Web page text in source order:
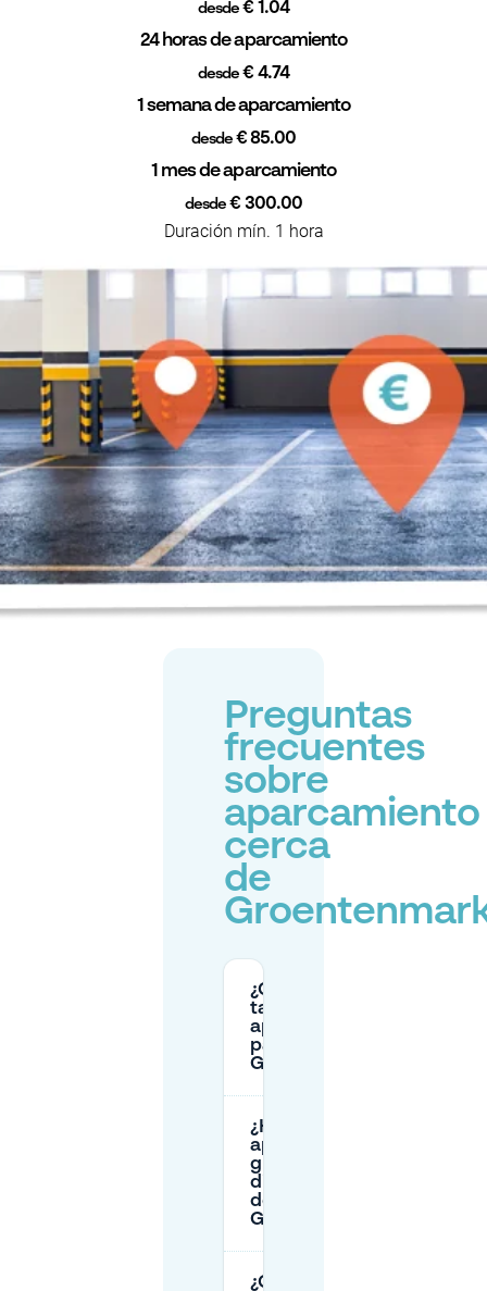
desde € 1.04
24 horas de aparcamiento
desde € 4.74
1 semana de aparcamiento
desde€ 85.00
1 mes de aparcamiento
desde € 300.00
Duración mín. 1 hora
Preguntas
frecuentes
sobre
aparcamiento
cerca
de
¿Cuáles son las
tarifas de
aparcamiento
para
Groentenmarkt?
¿Hay
aparcamiento
gratuito
disponible cerca
de
Groentenmarkt?
¿Cuánto tiempo